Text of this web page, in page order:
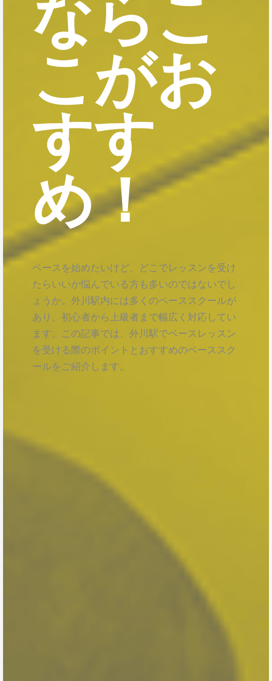
ならこ
こがお
すす
め！
ベースを始めたいけど、どこでレッスンを受け
たらいいか悩んでいる方も多いのではないでし
ょうか。外川駅内には多くのベーススクールが
あり、初心者から上級者まで幅広く対応してい
ます。この記事では、外川駅でベースレッスン
を受ける際のポイントとおすすめのベーススク
ールをご紹介します。